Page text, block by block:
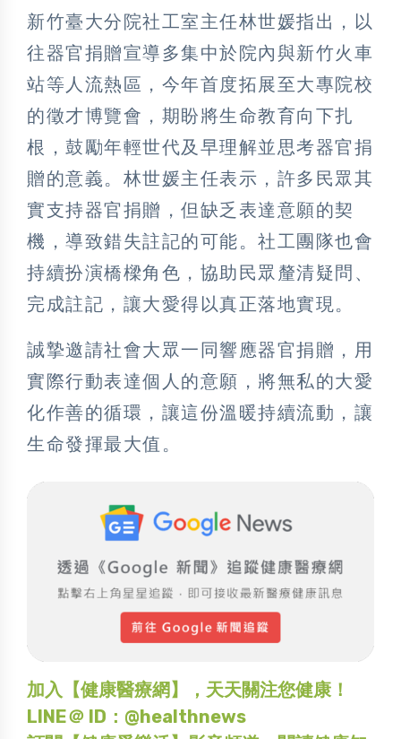
新竹臺大分院社工室主任林世媛指出，以
往器官捐贈宣導多集中於院內與新竹火車
站等人流熱區，今年首度拓展至大專院校
的徵才博覽會，期盼將生命教育向下扎
根，鼓勵年輕世代及早理解並思考器官捐
贈的意義。林世媛主任表示，許多民眾其
實支持器官捐贈，但缺乏表達意願的契
機，導致錯失註記的可能。社工團隊也會
持續扮演橋樑角色，協助民眾釐清疑問、
完成註記，讓大愛得以真正落地實現。
誠摯邀請社會大眾一同響應器官捐贈，用
實際行動表達個人的意願，將無私的大愛
化作善的循環，讓這份溫暖持續流動，讓
生命發揮最大值。
加入【健康醫療網】，天天關注您健康！
LINE＠ ID：@healthnews